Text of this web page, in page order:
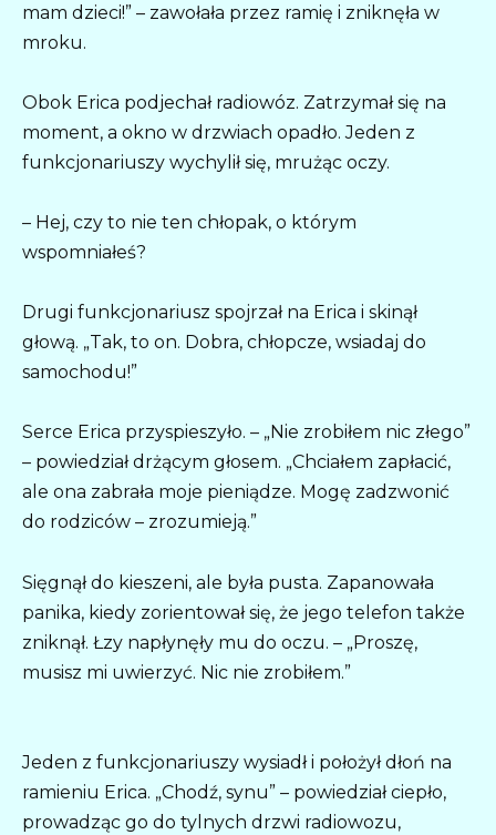
mam dzieci!” – zawołała przez ramię i zniknęła w
mroku.
Obok Erica podjechał radiowóz. Zatrzymał się na
moment, a okno w drzwiach opadło. Jeden z
funkcjonariuszy wychylił się, mrużąc oczy.
– Hej, czy to nie ten chłopak, o którym
wspomniałeś?
Drugi funkcjonariusz spojrzał na Erica i skinął
głową. „Tak, to on. Dobra, chłopcze, wsiadaj do
samochodu!”
Serce Erica przyspieszyło. – „Nie zrobiłem nic złego”
– powiedział drżącym głosem. „Chciałem zapłacić,
ale ona zabrała moje pieniądze. Mogę zadzwonić
do rodziców – zrozumieją.”
Sięgnął do kieszeni, ale była pusta. Zapanowała
panika, kiedy zorientował się, że jego telefon także
zniknął. Łzy napłynęły mu do oczu. – „Proszę,
musisz mi uwierzyć. Nic nie zrobiłem.”
Jeden z funkcjonariuszy wysiadł i położył dłoń na
ramieniu Erica. „Chodź, synu” – powiedział ciepło,
prowadząc go do tylnych drzwi radiowozu,